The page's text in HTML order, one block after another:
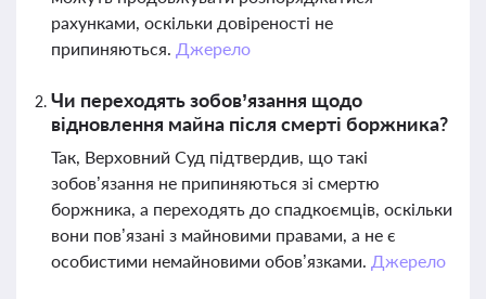
рахунками, оскільки довіреності не
припиняються. Джерело
Чи переходять зобов’язання щодо
відновлення майна після смерті боржника?
Так, Верховний Суд підтвердив, що такі
зобов’язання не припиняються зі смертю
боржника, а переходять до спадкоємців, оскільки
вони пов’язані з майновими правами, а не є
особистими немайновими обов’язками. Джерело